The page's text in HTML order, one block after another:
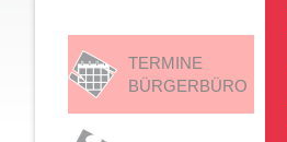
TERMINE
BÜRGERBÜRO